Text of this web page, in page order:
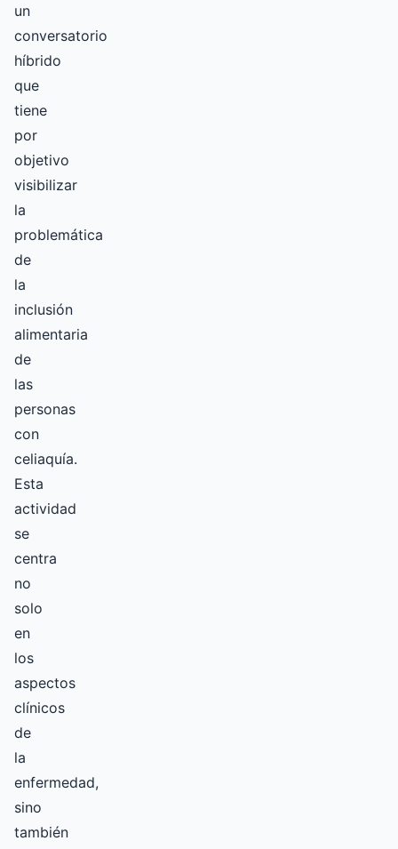
un
conversatorio
híbrido
que
tiene
por
objetivo
visibilizar
la
problemática
de
la
inclusión
alimentaria
de
las
personas
con
celiaquía.
Esta
actividad
se
centra
no
solo
en
los
aspectos
clínicos
de
la
enfermedad,
sino
también